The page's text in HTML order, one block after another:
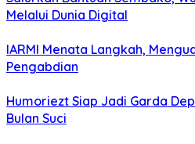
Melalui Dunia Digital
IARMI Menata Langkah,
Pengabdian
Humoriezt Siap Jadi Garda
Bulan Suci